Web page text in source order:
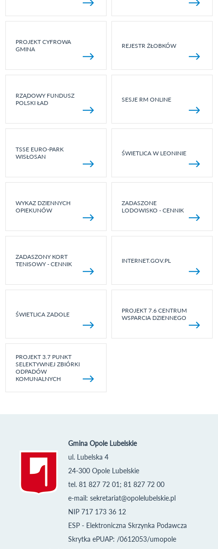
PROJEKT CYFROWA
GMINA
REJESTR ŻŁOBKÓW
RZĄDOWY FUNDUSZ
POLSKI ŁAD
SESJE RM ONLINE
TSSE EURO-PARK
WISŁOSAN
ŚWIETLICA W LEONINIE
WYKAZ DZIENNYCH
OPIEKUNÓW
ZADASZONE
LODOWISKO - CENNIK
ZADASZONY KORT
TENISOWY - CENNIK
INTERNET.GOV.PL
ŚWIETLICA ZADOLE
PROJEKT 7.6 CENTRUM
WSPARCIA DZIENNEGO
PROJEKT 3.7 PUNKT
SELEKTYWNEJ ZBIÓRKI
ODPADÓW
KOMUNALNYCH
Gmina Opole Lubelskie
ul. Lubelska 4
24-300 Opole Lubelskie
tel. 81 827 72 01; 81 827 72 00
e-mail: sekretariat@opolelubelskie.pl
NIP 717 173 36 12
ESP - Elektroniczna Skrzynka Podawcza
Skrytka ePUAP: /0612053/umopole